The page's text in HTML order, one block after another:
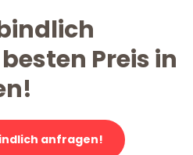
Preis in
anfragen!